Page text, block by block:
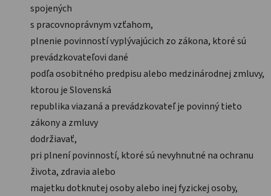
spojených
s pracovnoprávnym vzťahom,
plnenie povinností vyplývajúcich zo zákona, ktoré sú
prevádzkovateľovi dané
podľa osobitného predpisu alebo medzinárodnej zmluvy,
ktorou je Slovenská
republika viazaná a prevádzkovateľ je povinný tieto
zákony a zmluvy
dodržiavať,
pri plnení povinností, ktoré sú nevyhnutné na ochranu
života, zdravia alebo
majetku dotknutej osoby alebo inej fyzickej osoby,